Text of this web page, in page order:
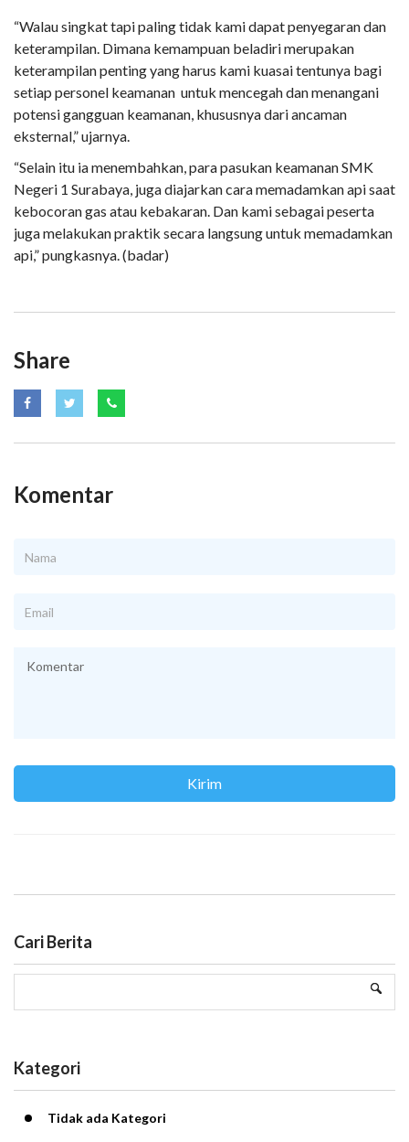
“Walau singkat tapi paling tidak kami dapat penyegaran dan
keterampilan. Dimana kemampuan beladiri merupakan
keterampilan penting yang harus kami kuasai tentunya bagi
setiap personel keamanan untuk mencegah dan menangani
potensi gangguan keamanan, khususnya dari ancaman
eksternal,” ujarnya.
“Selain itu ia menembahkan, para pasukan keamanan SMK
Negeri 1 Surabaya, juga diajarkan cara memadamkan api saat
kebocoran gas atau kebakaran. Dan kami sebagai peserta
juga melakukan praktik secara langsung untuk memadamkan
api,” pungkasnya. (badar)
Share
Komentar
Cari Berita
Kategori
Tidak ada Kategori